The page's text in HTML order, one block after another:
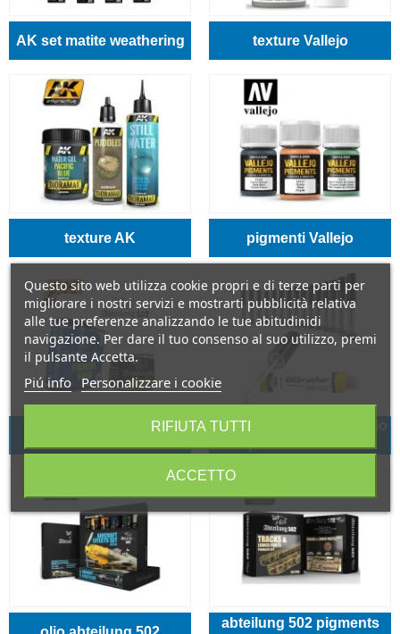
AK set matite weathering texture Vallejo
texture AK pigmenti Vallejo
AK pigments ABTP
Oilbrusher Ammo Mig olio
per modellismo
abteilung 502 pigments
Questo sito web utilizza cookie propri e di terze parti per
migliorare i nostri servizi e mostrarti pubblicità relativa
alle tue preferenze analizzando le tue abitudinidi
navigazione. Per dare il tuo consenso al suo utilizzo, premi
il pulsante Accetta.
Piú info Personalizzare i cookie
RIFIUTA TUTTI
ACCETTO